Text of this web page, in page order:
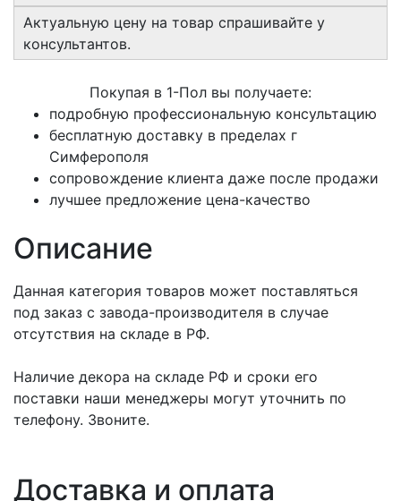
Актуальную цену на товар спрашивайте у
консультантов.
Покупая в 1-Пол вы получаете:
подробную профессиональную консультацию
бесплатную доставку в пределах г
Симферополя
сопровождение клиента даже после продажи
лучшее предложение цена-качество
Описание
Данная категория товаров может поставляться
под заказ с завода-производителя в случае
отсутствия на складе в РФ.
Наличие декора на складе РФ и сроки его
поставки наши менеджеры могут уточнить по
телефону. Звоните.
Доставка и оплата